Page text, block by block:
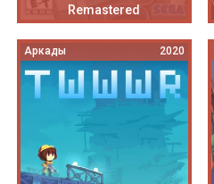
Remastered
Аркады 2020